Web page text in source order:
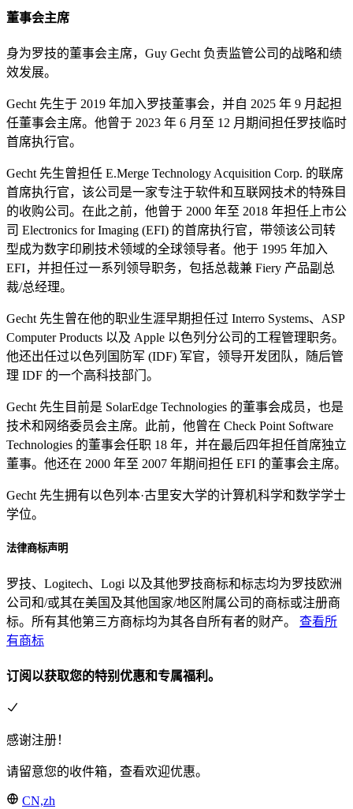
董事会主席
身为罗技的董事会主席，Guy Gecht 负责监管公司的战略和绩
效发展。
Gecht 先生于 2019 年加入罗技董事会，并自 2025 年 9 月起担
任董事会主席。他曾于 2023 年 6 月至 12 月期间担任罗技临时
首席执行官。
Gecht 先生曾担任 E.Merge Technology Acquisition Corp. 的联席
首席执行官，该公司是一家专注于软件和互联网技术的特殊目
的收购公司。在此之前，他曾于 2000 年至 2018 年担任上市公
司 Electronics for Imaging (EFI) 的首席执行官，带领该公司转
型成为数字印刷技术领域的全球领导者。他于 1995 年加入
EFI，并担任过一系列领导职务，包括总裁兼 Fiery 产品副总
裁/总经理。
Gecht 先生曾在他的职业生涯早期担任过 Interro Systems、ASP
Computer Products 以及 Apple 以色列分公司的工程管理职务。
他还出任过以色列国防军 (IDF) 军官，领导开发团队，随后管
理 IDF 的一个高科技部门。
Gecht 先生目前是 SolarEdge Technologies 的董事会成员，也是
技术和网络委员会主席。此前，他曾在 Check Point Software
Technologies 的董事会任职 18 年，并在最后四年担任首席独立
董事。他还在 2000 年至 2007 年期间担任 EFI 的董事会主席。
Gecht 先生拥有以色列本·古里安大学的计算机科学和数学学士
学位。
法律商标声明
罗技、Logitech、Logi 以及其他罗技商标和标志均为罗技欧洲
公司和/或其在美国及其他国家/地区附属公司的商标或注册商
标。所有其他第三方商标均为其各自所有者的财产。 查看所
有商标
订阅以获取您的特别优惠和专属福利。
感谢注册！
请留意您的收件箱，查看欢迎优惠。
CN,zh